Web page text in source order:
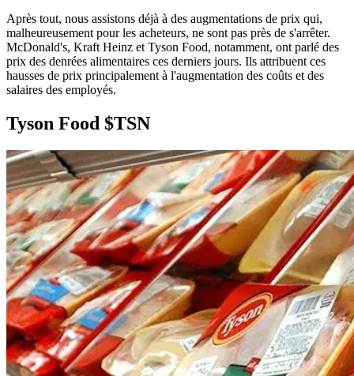
Après tout, nous assistons déjà à des augmentations de prix qui,
malheureusement pour les acheteurs, ne sont pas près de s'arrêter.
McDonald's, Kraft Heinz et Tyson Food, notamment, ont parlé des
prix des denrées alimentaires ces derniers jours. Ils attribuent ces
hausses de prix principalement à l'augmentation des coûts et des
salaires des employés.
Tyson Food $TSN